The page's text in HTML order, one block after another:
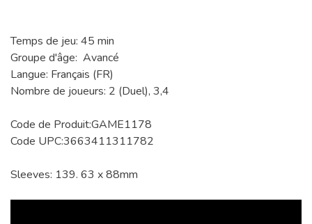
Temps de jeu: 45 min
Groupe d'âge: Avancé
Langue: Français (FR)
Nombre de joueurs: 2 (Duel), 3,4
Code de Produit:GAME1178
Code UPC:3663411311782
Sleeves: 139. 63 x 88mm